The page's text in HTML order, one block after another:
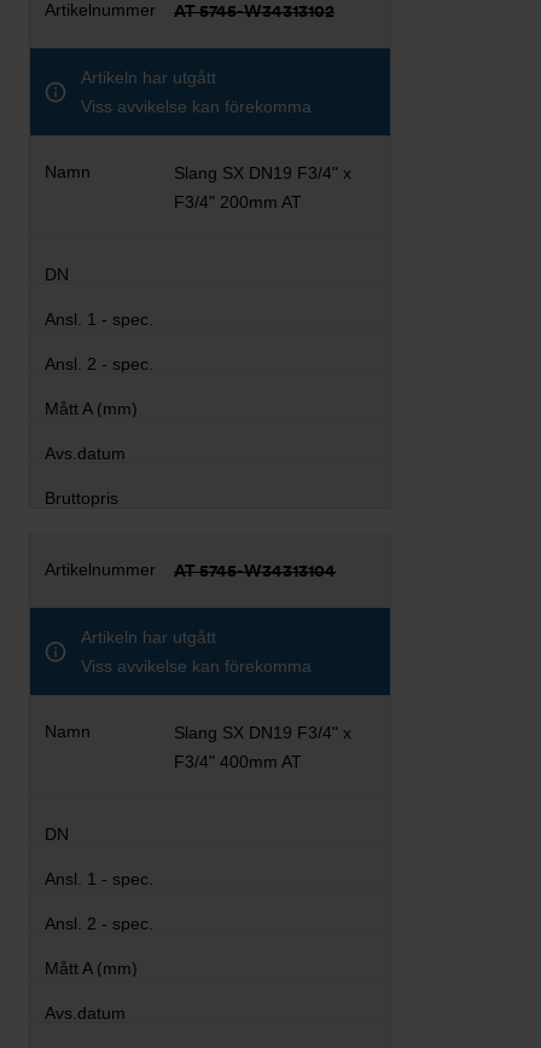
AT 5745-W34313102
Artikeln har utgått
Viss avvikelse kan förekomma
Slang SX DN19 F3/4" x
F3/4" 200mm AT
AT 5745-W34313104
Artikeln har utgått
Viss avvikelse kan förekomma
Slang SX DN19 F3/4" x
F3/4" 400mm AT